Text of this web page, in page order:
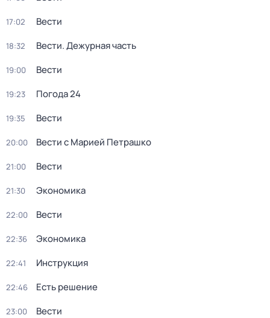
17:02 Вести
18:32 Вести. Дежурная часть
19:00 Вести
19:23 Погода 24
19:35 Вести
20:00 Вести с Марией Петрашко
21:00 Вести
21:30 Экономика
22:00 Вести
22:36 Экономика
22:41 Инструкция
22:46 Есть решение
23:00 Вести